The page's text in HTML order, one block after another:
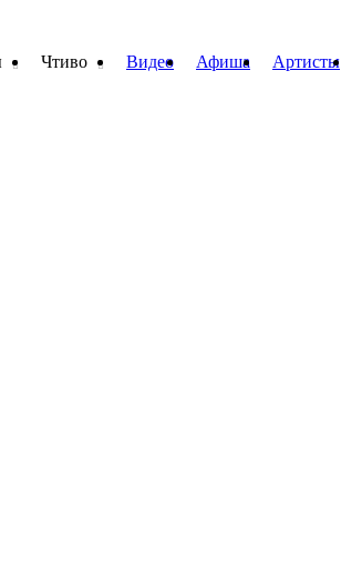
Чтиво Видео Афиша Артисты